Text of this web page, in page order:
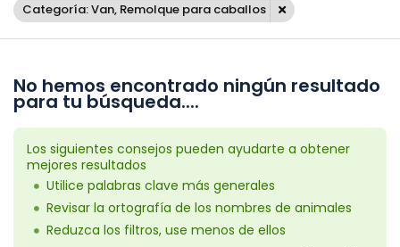
Categoría: Van, Remolque para caballos
No hemos encontrado ningún resultado
para tu búsqueda....
Los siguientes consejos pueden ayudarte a obtener
mejores resultados
Utilice palabras clave más generales
Revisar la ortografía de los nombres de animales
Reduzca los filtros, use menos de ellos